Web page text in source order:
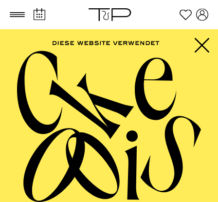
Zum Hauptinhalt springen Zum Footer springen
PHILHARMONIE